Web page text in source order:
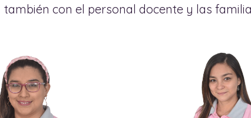
también con el personal docente y las